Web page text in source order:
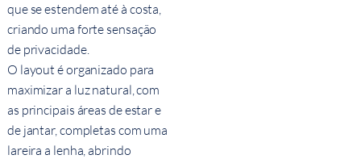
que se estendem até à costa,
criando uma forte sensação
de privacidade.
O layout é organizado para
maximizar a luz natural, com
as principais áreas de estar e
de jantar, completas com uma
lareira a lenha, abrindo